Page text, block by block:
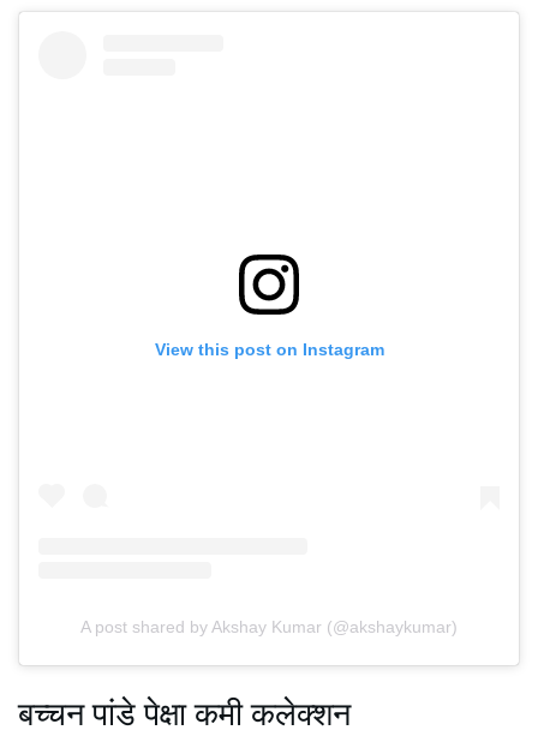
View this post on Instagram
A post shared by Akshay Kumar (@akshaykumar)
बच्चन पांडे पेक्षा कमी कलेक्शन